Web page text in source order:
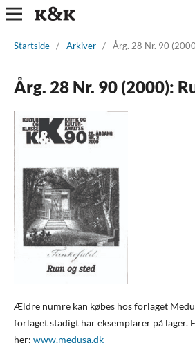
Startside / Arkiver / Årg. 28 Nr. 90
Årg. 28 Nr. 90 (2000):
Ældre numre kan købes hos forlaget
forlaget stadigt har eksemplarer på lager.
her: www.medusa.dk